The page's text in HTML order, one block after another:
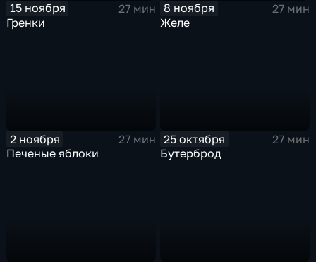
15 ноября
27 мин
Гренки
8 ноября
27 мин
Желе
2 ноября
27 мин
Печеные яблоки
25 октября
27 мин
Бутерброд